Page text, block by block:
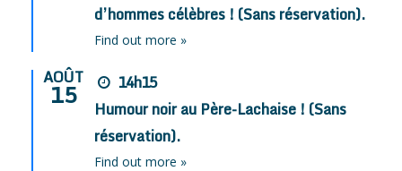
d’hommes célèbres ! (Sans réservation).
Find out more »
AOÛT
15
14h15
Humour noir au Père-Lachaise ! (Sans
réservation).
Find out more »